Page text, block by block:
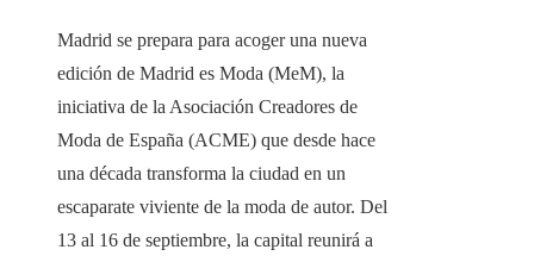
Madrid se prepara para acoger una nueva
edición de Madrid es Moda (MeM), la
iniciativa de la Asociación Creadores de
Moda de España (ACME) que desde hace
una década transforma la ciudad en un
escaparate viviente de la moda de autor. Del
13 al 16 de septiembre, la capital reunirá a